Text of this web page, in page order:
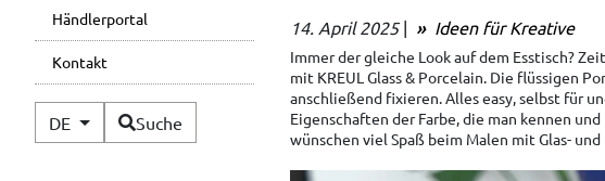
Händlerportal
Kontakt
DE Verfügbare Sprachen
Suche
14. April 2025 | Ideen für Kreative
Immer der gleiche Look auf dem Esstisch?
mit KREUL Glass & Porcelain. Die flüssigen
anschließend fixieren. Alles easy, selbst für
Eigenschaften der Farbe, die man kennen
wünschen viel Spaß beim Malen mit Glas-